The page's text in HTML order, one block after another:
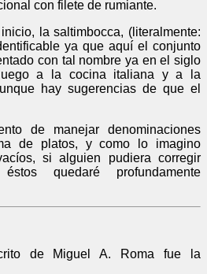
con filete de rumiante.
la saltimbocca, (literalmente:
ya que aquí el conjunto
con tal nombre ya en el siglo
a la cocina italiana y a la
hay sugerencias de que el
de manejar denominaciones
de platos, y como lo imagino
si alguien pudiera corregir
quedaré profundamente
de Miguel A. Roma fue la